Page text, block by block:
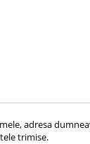
adresa
trimise.